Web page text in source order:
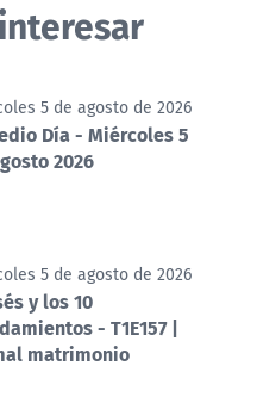
5 de agosto de 2026
Día - Miércoles 5
2026
5 de agosto de 2026
y los 10
- T1E157 |
matrimonio